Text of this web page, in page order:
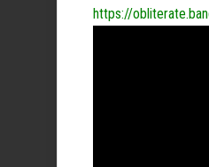
https://